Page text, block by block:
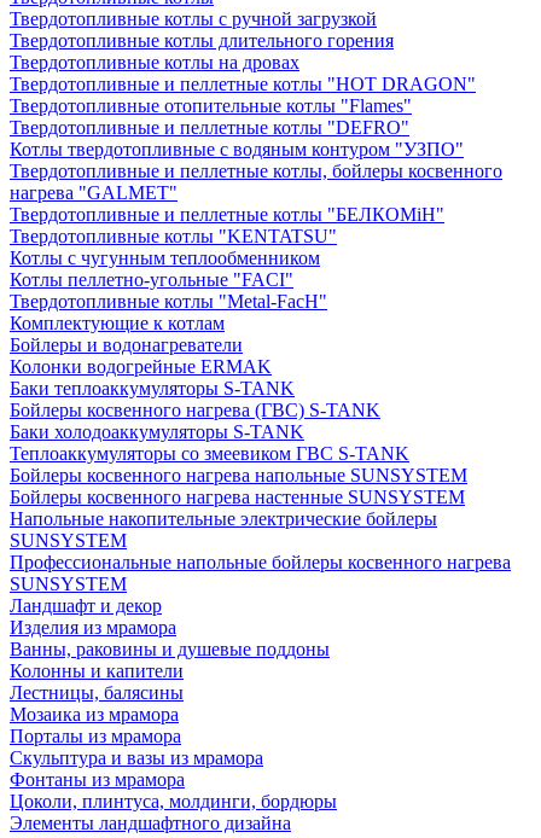
Твердотопливные котлы с ручной загрузкой
Твердотопливные котлы длительного горения
Твердотопливные котлы на дровах
Твердотопливные и пеллетные котлы "HOT DRAGON"
Твердотопливные отопительные котлы "Flames"
Твердотопливные и пеллетные котлы "DEFRO"
Котлы твердотопливные с водяным контуром "УЗПО"
Твердотопливные и пеллетные котлы, бойлеры косвенного
нагрева "GALMET"
Твердотопливные и пеллетные котлы "БЕЛКОМiН"
Твердотопливные котлы "KENTATSU"
Котлы с чугунным теплообменником
Котлы пеллетно-угольные "FACI"
Твердотопливные котлы "Metal-FacH"
Комплектующие к котлам
Бойлеры и водонагреватели
Колонки водогрейные ERMAK
Баки теплоаккумуляторы S-TANK
Бойлеры косвенного нагрева (ГВС) S-TANK
Баки холодоаккумуляторы S-TANK
Теплоаккумуляторы со змеевиком ГВС S-TANK
Бойлеры косвенного нагрева напольные SUNSYSTEM
Бойлеры косвенного нагрева настенные SUNSYSTEM
Напольные накопительные электрические бойлеры
SUNSYSTEM
Профессиональные напольные бойлеры косвенного нагрева
SUNSYSTEM
Ландшафт и декор
Изделия из мрамора
Ванны, раковины и душевые поддоны
Колонны и капители
Лестницы, балясины
Мозаика из мрамора
Порталы из мрамора
Скульптура и вазы из мрамора
Фонтаны из мрамора
Цоколи, плинтуса, молдинги, бордюры
Элементы ландшафтного дизайна